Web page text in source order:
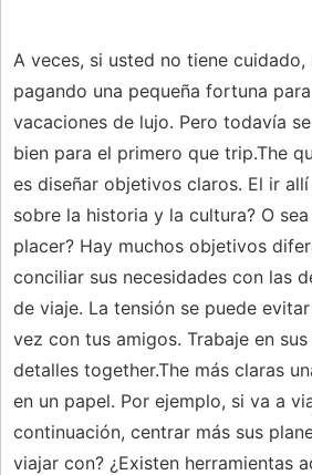
A veces, si usted no tiene cuidado,
pagando una pequeña fortuna
vacaciones de lujo. Pero todavía
bien para el primero que trip.The
es diseñar objetivos claros. El ir
sobre la historia y la cultura? O
placer? Hay muchos objetivos
conciliar sus necesidades con las
de viaje. La tensión se puede
vez con tus amigos. Trabaje en
detalles together.The más claras
en un papel. Por ejemplo, si va a
continuación, centrar más sus
viajar con? ¿Existen herramientas